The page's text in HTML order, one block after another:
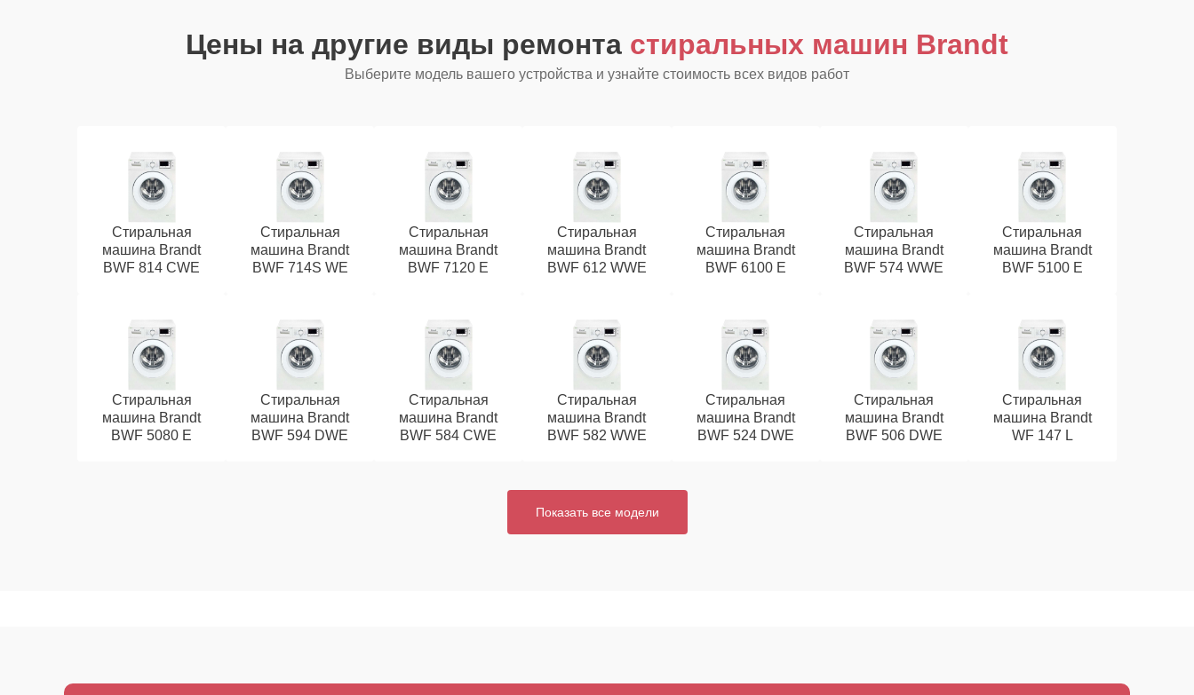
Цены на другие виды ремонта стиральных машин Brandt
Выберите модель вашего устройства и узнайте стоимость всех видов работ
Стиральная
машина Brandt
BWF 814 CWE
Стиральная
машина Brandt
BWF 714S WE
Стиральная
машина Brandt
BWF 7120 E
Стиральная
машина Brandt
BWF 612 WWE
Стиральная
машина Brandt
BWF 6100 E
Стиральная
машина Brandt
BWF 574 WWE
Стиральная
машина Brandt
BWF 5100 E
Стиральная
машина Brandt
BWF 5080 E
Стиральная
машина Brandt
BWF 594 DWE
Стиральная
машина Brandt
BWF 584 CWE
Стиральная
машина Brandt
BWF 582 WWE
Стиральная
машина Brandt
BWF 524 DWE
Стиральная
машина Brandt
BWF 506 DWE
Стиральная
машина Brandt
WF 147 L
Показать все модели